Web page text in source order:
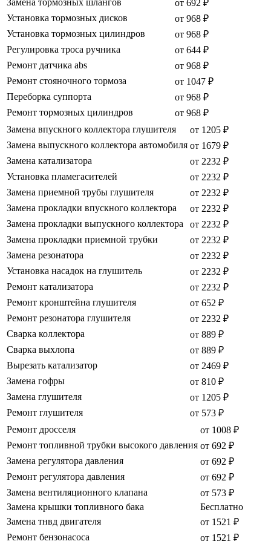
Замена тормозных шлангов
от 692 ₽
Установка тормозных дисков
от 968 ₽
Установка тормозных цилиндров
от 968 ₽
Регулировка троса ручника
от 644 ₽
Ремонт датчика abs
от 968 ₽
Ремонт стояночного тормоза
от 1047 ₽
Переборка суппорта
от 968 ₽
Ремонт тормозных цилиндров
от 968 ₽
Замена впускного коллектора глушителя
от 1205 ₽
Замена выпускного коллектора автомобиля от 1679 ₽
Замена катализатора
от 2232 ₽
Установка пламегасителей
от 2232 ₽
Замена приемной трубы глушителя
от 2232 ₽
Замена прокладки впускного коллектора
от 2232 ₽
Замена прокладки выпускного коллектора
от 2232 ₽
Замена прокладки приемной трубки
от 2232 ₽
Замена резонатора
от 2232 ₽
Установка насадок на глушитель
от 2232 ₽
Ремонт катализатора
от 2232 ₽
Ремонт кронштейна глушителя
от 652 ₽
Ремонт резонатора глушителя
от 2232 ₽
Сварка коллектора
от 889 ₽
Сварка выхлопа
от 889 ₽
Вырезать катализатор
от 2469 ₽
Замена гофры
от 810 ₽
Замена глушителя
от 1205 ₽
Ремонт глушителя
от 573 ₽
Ремонт дросселя
от 1008 ₽
Ремонт топливной трубки высокого давления от 692 ₽
Замена регулятора давления
от 692 ₽
Ремонт регулятора давления
от 692 ₽
Замена вентиляционного клапана
от 573 ₽
Замена крышки топливного бака
Бесплатно
Замена тнвд двигателя
от 1521 ₽
Ремонт бензонасоса
от 1521 ₽